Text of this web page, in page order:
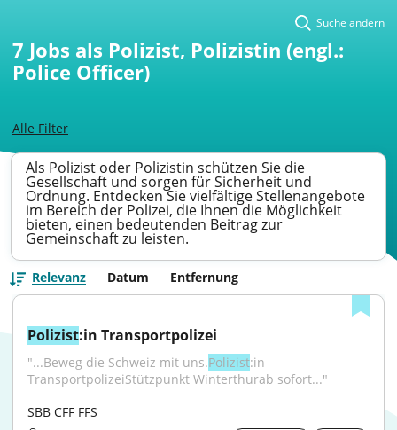
Alle Filter
Suche ändern
7 Jobs als Polizist, Polizistin (engl.:
Police Officer)
Als Polizist oder Polizistin schützen Sie die
Gesellschaft und sorgen für Sicherheit und
Ordnung. Entdecken Sie vielfältige Stellenangebote
im Bereich der Polizei, die Ihnen die Möglichkeit
bieten, einen bedeutenden Beitrag zur
Gemeinschaft zu leisten.
Relevanz Datum Entfernung
Polizist:in Transportpolizei
"...Beweg die Schweiz mit uns.Polizist:in
TransportpolizeiStützpunkt Winterthurab sofort..."
SBB CFF FFS